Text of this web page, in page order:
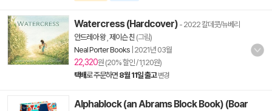
Watercress (Hardcover) - 2022 칼데콧/뉴베리
안드레아 왕, 제이슨 친 (그림)
Neal Porter Books 2021년 03월
22,320원 (20% 할인 / 1,120원)
택배로 주문하면 8월 11일 출고 변경
Alphablock (an Abrams Block Book) (Boar